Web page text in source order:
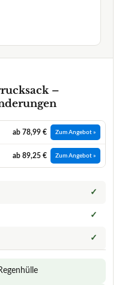
–
ab 78,99 € Zum Angebot »
ab 89,25 € Zum Angebot »
✓
✓
✓